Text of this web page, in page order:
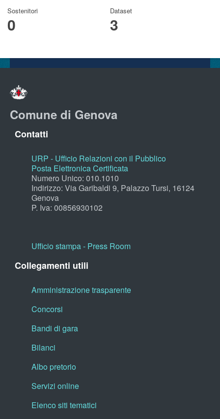
Sostenitori
0
Dataset
3
Comune di Genova
Contatti
URP - Ufficio Relazioni con il Pubblico
Posta Elettronica Certificata
Numero Unico: 010.1010
Indirizzo: Via Garibaldi 9, Palazzo Tursi, 16124
Genova
P. Iva: 00856930102
Ufficio stampa - Press Room
Collegamenti utili
Amministrazione trasparente
Concorsi
Bandi di gara
Bilanci
Albo pretorio
Servizi online
Elenco siti tematici